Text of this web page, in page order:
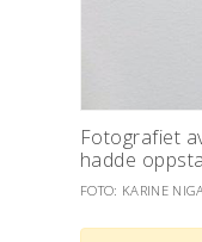
Fotografiet
hadde
FOTO: KARINE